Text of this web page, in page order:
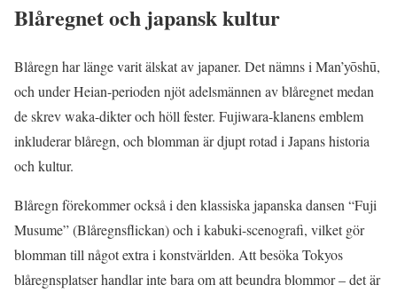
Blåregnet och japansk kultur
Blåregn har länge varit älskat av japaner. Det nämns i Man’yōshū,
och under Heian-perioden njöt adelsmännen av blåregnet medan
de skrev waka-dikter och höll fester. Fujiwara-klanens emblem
inkluderar blåregn, och blomman är djupt rotad i Japans historia
och kultur.
Blåregn förekommer också i den klassiska japanska dansen “Fuji
Musume” (Blåregnsflickan) och i kabuki-scenografi, vilket gör
blomman till något extra i konstvärlden. Att besöka Tokyos
blåregnsplatser handlar inte bara om att beundra blommor – det är